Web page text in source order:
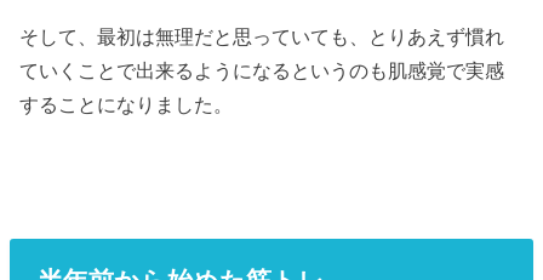
そして、最初は無理だと思っていても、とりあえず慣れ
ていくことで出来るようになるというのも肌感覚で実感
することになりました。